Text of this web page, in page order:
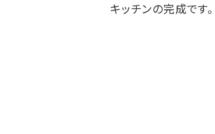
キッチンの完成です。